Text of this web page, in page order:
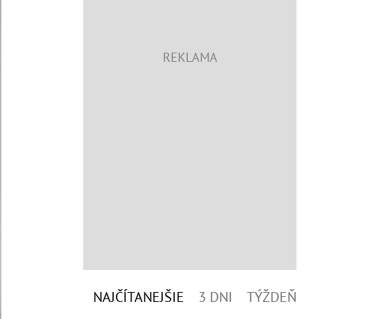
NAJČÍTANEJŠIE 3 DNI TÝŽDEŇ